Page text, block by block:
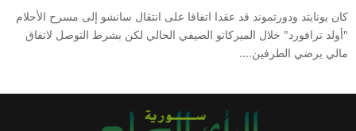
كان يونايتد ودورتموند قد عقدا اتفاقا على انتقال سانشو إلى مسرح الأحلام
"أولد ترافورد" خلال الميركاتو الصيفي الحالي لكن بشرط التوصل لاتفاق
مالي يرضي الطرفين....